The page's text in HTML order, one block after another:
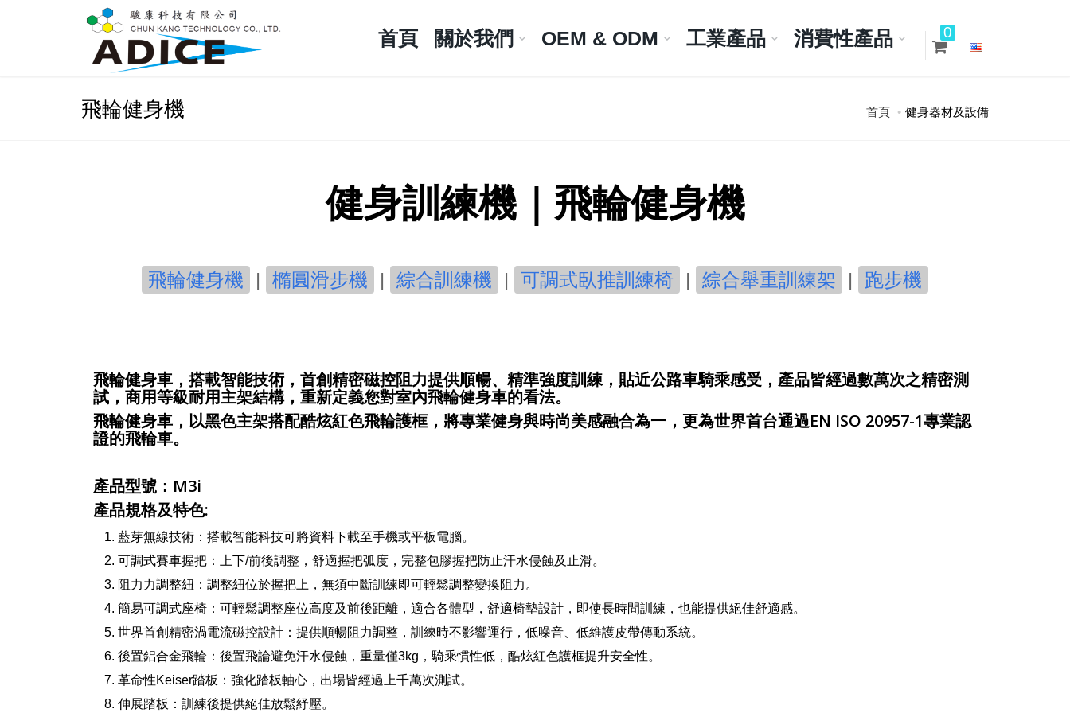
0
首頁 關於我們 OEM & ODM 工業產品 消費性產品
飛輪健身機 首頁 健身器材及設備
健身訓練機｜飛輪健身機
飛輪健身機 | 橢圓滑步機 | 綜合訓練機 | 可調式臥推訓練椅 | 綜合舉重訓練架 | 跑步機
飛輪健身車，搭載智能技術，首創精密磁控阻力提供順暢、精準強度訓練，貼近公路車騎乘感受，產品皆經過數萬次之精密測
試，商用等級耐用主架結構，重新定義您對室內飛輪健身車的看法。
飛輪健身車，以黑色主架搭配酷炫紅色飛輪護框，將專業健身與時尚美感融合為一，更為世界首台通過EN ISO 20957-1專業認
證的飛輪車。
產品型號：M3i
產品規格及特色:
藍芽無線技術：搭載智能科技可將資料下載至手機或平板電腦。
可調式賽車握把：上下/前後調整，舒適握把弧度，完整包膠握把防止汗水侵蝕及止滑。
阻力力調整紐：調整紐位於握把上，無須中斷訓練即可輕鬆調整變換阻力。
簡易可調式座椅：可輕鬆調整座位高度及前後距離，適合各體型，舒適椅墊設計，即使長時間訓練，也能提供絕佳舒適感。
世界首創精密渦電流磁控設計：提供順暢阻力調整，訓練時不影響運行，低噪音、低維護皮帶傳動系統。
後置鋁合金飛輪：後置飛論避免汗水侵蝕，重量僅3kg，騎乘慣性低，酷炫紅色護框提升安全性。
革命性Keiser踏板：強化踏板軸心，出場皆經過上千萬次測試。
伸展踏板：訓練後提供絕佳放鬆紓壓。